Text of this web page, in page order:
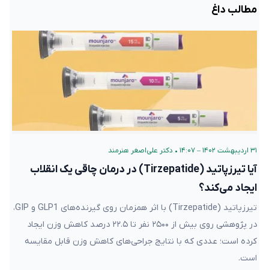
مطالب داغ
۳۱ اردیبهشت ۱۴۰۲ – ۱۴:۰۷ • دکتر علی‌اصغر هنرمند
آیا تیرزپاتید (Tirzepatide) در درمان چاقی یک انقلاب
ایجاد می‌کند؟
تیرزپاتید (Tirzepatide) با اثر همزمان روی گیرنده‌های GLP1 و GIP،
در پژوهشی روی بیش از ۲۵۰۰ نفر تا ۲۲.۵ درصد کاهش وزن ایجاد
کرده است؛ عددی که با نتایج جراحی‌های کاهش وزن قابل مقایسه
است.